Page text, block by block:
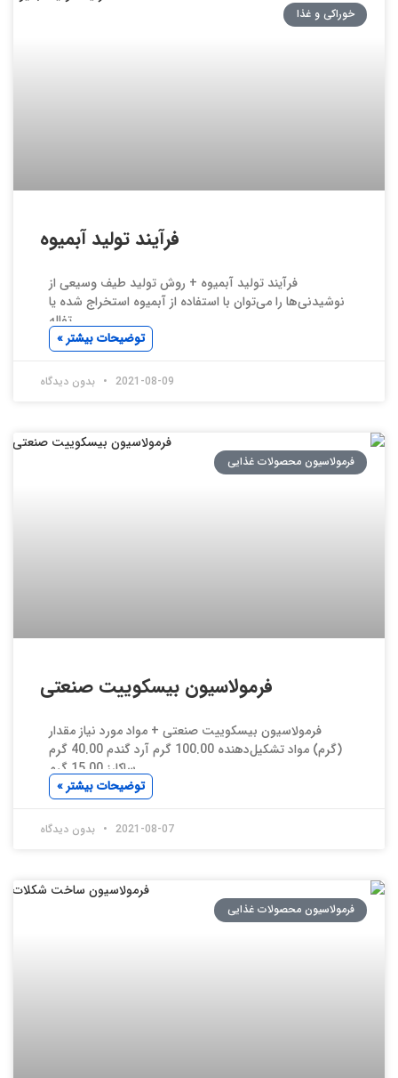
خوراکی و غذا
فرآیند تولید آبمیوه
فرآیند تولید آبمیوه + روش تولید طیف وسیعی از
نوشیدنی‌ها را می‌توان با استفاده از آبمیوه استخراج شده یا
تفاله
توضیحات بیشتر »
2021-08-09 بدون دیدگاه
فرمولاسیون محصولات غذایی
فرمولاسیون بیسکوییت صنعتی
فرمولاسیون بیسکوییت صنعتی + مواد مورد نیاز مقدار
(گرم) مواد تشکیل‌دهنده 100.00 گرم آرد گندم 40.00 گرم
ساکارز 15.00 گرم
توضیحات بیشتر »
2021-08-07 بدون دیدگاه
فرمولاسیون محصولات غذایی